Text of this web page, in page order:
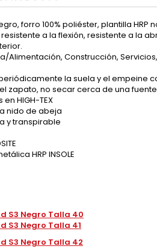
forro 100% poliéster, plantilla HRP
a la flexión, resistente a la
Alimentación, Construcción,
la suela y el empeine
zapato, no secar cerca de una
HIGH-TEX
nido de abeja
y transpirable
HRP INSOLE
S3 Negro Talla 40
S3 Negro Talla 41
S3 Negro Talla 42